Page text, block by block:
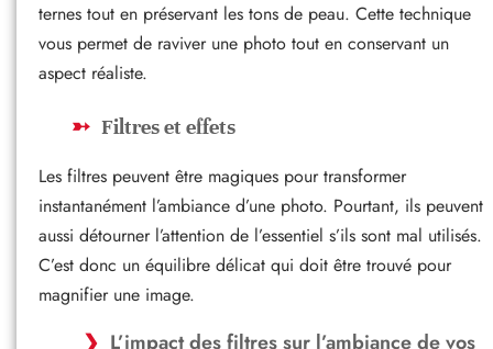
ternes tout en préservant les tons de peau. Cette technique
vous permet de raviver une photo tout en conservant un
aspect réaliste.
Filtres et effets
Les filtres peuvent être magiques pour transformer
instantanément l’ambiance d’une photo. Pourtant, ils peuvent
aussi détourner l’attention de l’essentiel s’ils sont mal utilisés.
C’est donc un équilibre délicat qui doit être trouvé pour
magnifier une image.
L’impact des filtres sur l’ambiance de vos